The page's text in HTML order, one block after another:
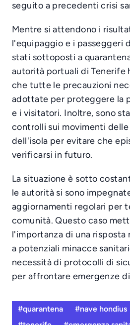
seguito a precedenti crisi
Mentre si attendono i
l'equipaggio e i passeggeri
stati sottoposti a
autorità portuali di Tenerife
che tutte le precauzioni
adottate per proteggere la
e i visitatori. Inoltre, sono
controlli sui movimenti
dell'isola per evitare che
verificarsi in futuro.
La situazione è sotto
le autorità si sono
aggiornamenti regolari per
comunità. Questo caso
l'importanza di una
a potenziali minacce
necessità di protocolli di
per affrontare emergenze
#quarantena #nave hondius